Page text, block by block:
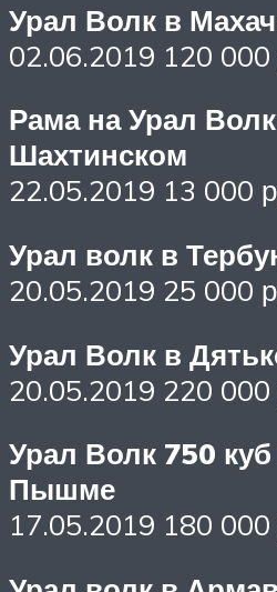
Урал Волк в
02.06.2019 120 000
Рама на Урал
Шахтинском
22.05.2019 13 000
Урал волк в
20.05.2019 25 000
Урал Волк в
20.05.2019 220 000
Урал Волк 750
Пышме
17.05.2019 180 000